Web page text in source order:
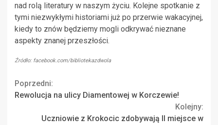
nad rolą literatury w naszym życiu. Kolejne spotkanie z
tymi niezwykłymi historiami już po przerwie wakacyjnej,
kiedy to znów będziemy mogli odkrywać nieznane
aspekty znanej przeszłości.
Źródło: facebook.com/bibliotekazdwola
Continue
Reading
Poprzedni:
Rewolucja na ulicy Diamentowej w Korczewie!
Kolejny:
Uczniowie z Krokocic zdobywają II miejsce w